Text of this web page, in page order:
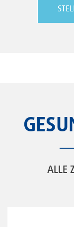
ALLE